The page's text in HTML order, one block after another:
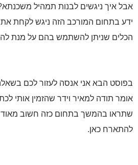
איך ניגשים לבנות תמהיל משכנתא? איך
בתחום המורכב הזה ניגש לקחת את
שניתן להשתמש בהם על מנת
הבא אני אנסה לעזור לכם בשאלה
תודה למאיר וידר שהזמין אותי לכתוב
בהמשך בתחום כזה חשוב מאוד לחלוק
כאן.